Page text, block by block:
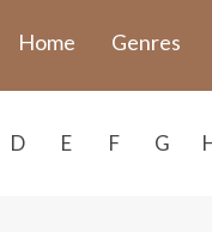
Home Genres
D E F G